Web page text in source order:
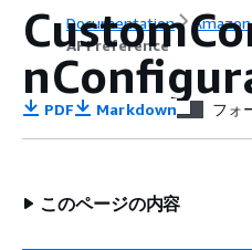
Documentation
API reference
PDF Markdown フォ
このページの内容